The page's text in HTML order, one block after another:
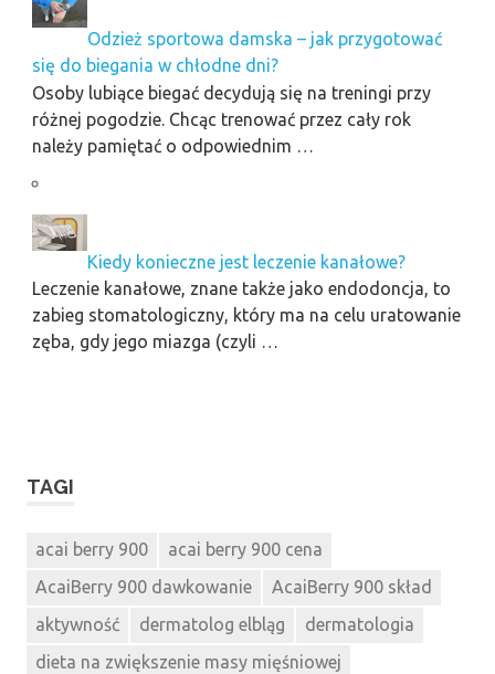
Odzież sportowa damska – jak przygotować
się do biegania w chłodne dni?
Osoby lubiące biegać decydują się na treningi przy
różnej pogodzie. Chcąc trenować przez cały rok
należy pamiętać o odpowiednim …
Kiedy konieczne jest leczenie kanałowe?
Leczenie kanałowe, znane także jako endodoncja, to
zabieg stomatologiczny, który ma na celu uratowanie
zęba, gdy jego miazga (czyli …
TAGI
acai berry 900
acai berry 900 cena
AcaiBerry 900 dawkowanie
AcaiBerry 900 skład
aktywność
dermatolog elbląg
dermatologia
dieta na zwiększenie masy mięśniowej